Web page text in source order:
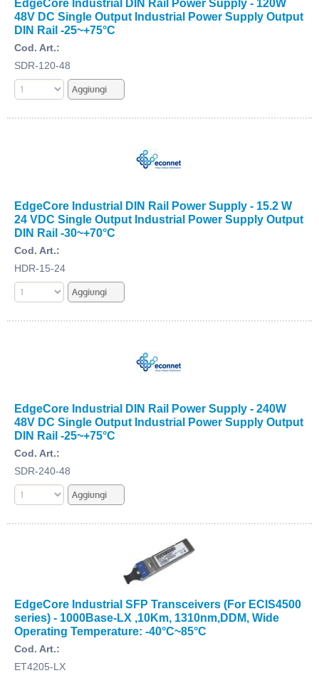
EdgeCore Industrial DIN Rail Power Supply - 120W
48V DC Single Output Industrial Power Supply Output
DIN Rail -25~+75°C
Cod. Art.:
SDR-120-48
EdgeCore Industrial DIN Rail Power Supply - 15.2 W
24 VDC Single Output Industrial Power Supply Output
DIN Rail -30~+70°C
Cod. Art.:
HDR-15-24
EdgeCore Industrial DIN Rail Power Supply - 240W
48V DC Single Output Industrial Power Supply Output
DIN Rail -25~+75°C
Cod. Art.:
SDR-240-48
EdgeCore Industrial SFP Transceivers (For ECIS4500
series) - 1000Base-LX ,10Km, 1310nm,DDM, Wide
Operating Temperature: -40°C~85°C
Cod. Art.:
ET4205-LX